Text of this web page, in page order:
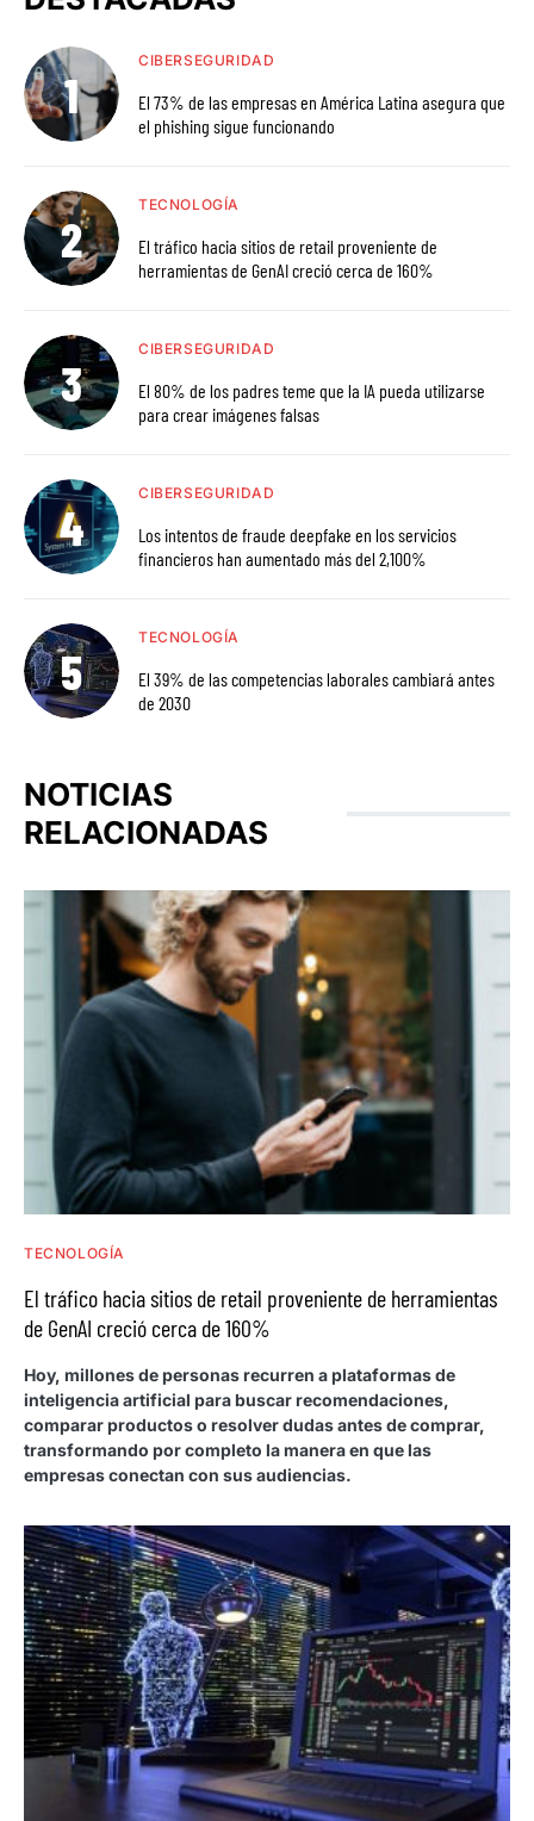
CIBERSEGURIDAD
El 73% de las empresas en América Latina asegura que
el phishing sigue funcionando
TECNOLOGÍA
El tráfico hacia sitios de retail proveniente de
herramientas de GenAI creció cerca de 160%
CIBERSEGURIDAD
El 80% de los padres teme que la IA pueda utilizarse
para crear imágenes falsas
CIBERSEGURIDAD
Los intentos de fraude deepfake en los servicios
financieros han aumentado más del 2,100%
TECNOLOGÍA
El 39% de las competencias laborales cambiará antes
de 2030
NOTICIAS
RELACIONADAS
TECNOLOGÍA
El tráfico hacia sitios de retail proveniente de herramientas
de GenAI creció cerca de 160%
Hoy, millones de personas recurren a plataformas de
inteligencia artificial para buscar recomendaciones,
comparar productos o resolver dudas antes de comprar,
transformando por completo la manera en que las
empresas conectan con sus audiencias.